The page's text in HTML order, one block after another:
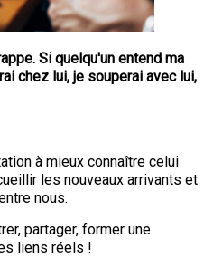
Si quelqu'un entend ma
chez lui, je souperai avec lui,
à mieux connaître celui
les nouveaux arrivants et
nous.
partager, former une
liens réels !